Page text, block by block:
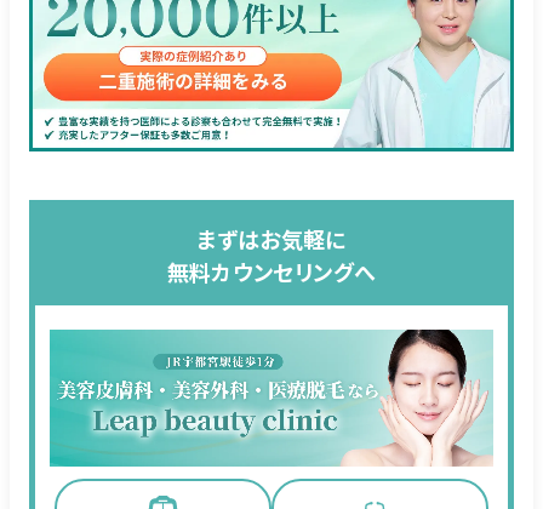
まずはお気軽に
無料カウンセリングへ